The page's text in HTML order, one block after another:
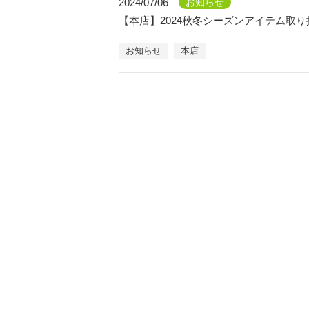
2024/07/06
【本店】2024秋冬シーズンアイテム取
お知らせ 本店